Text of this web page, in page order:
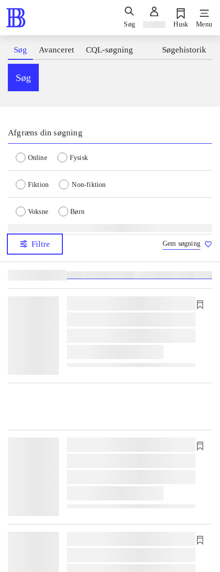
Søg Husk Menu
Søg Avanceret CQL-søgning Søgehistorik
Søg
Afgræns din søgning
Online Fysisk
Fiktion Non-fiktion
Voksne Børn
Filtre Gem søgning
lorem ipsum dolor sit amet ...
lorem ipsum dolor sit amet ...
lorem ipsum dolor sit amet ...